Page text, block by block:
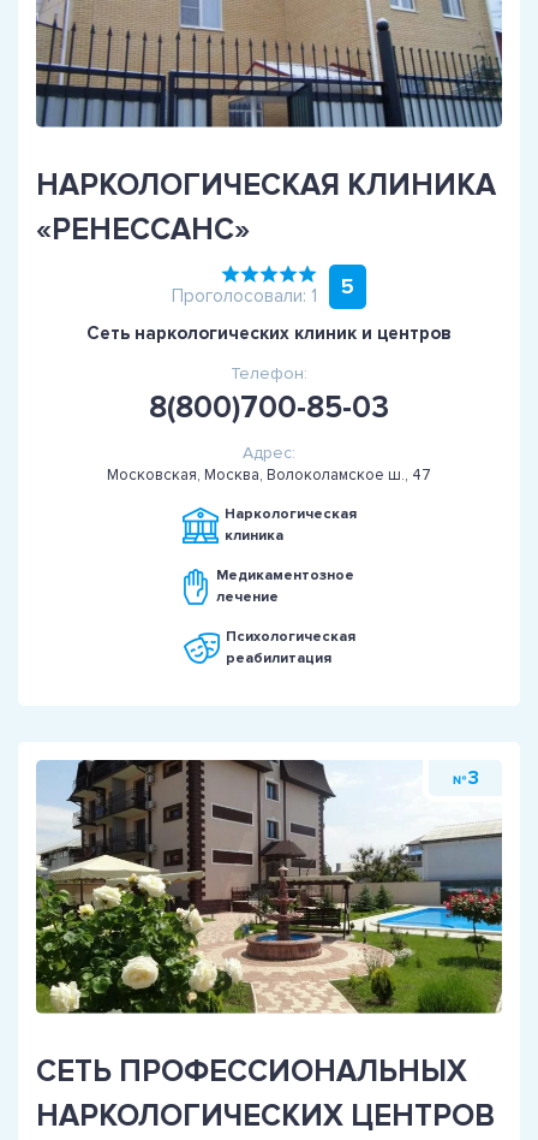
НАРКОЛОГИЧЕСКАЯ КЛИНИКА
«РЕНЕССАНС»
Проголосовали: 1 5
Сеть наркологических клиник и центров
Телефон:
8(800)700-85-03
Адрес:
Московская, Москва, Волоколамское ш., 47
Наркологическая
клиника
Медикаментозное
лечение
Психологическая
реабилитация
№ 3
СЕТЬ ПРОФЕССИОНАЛЬНЫХ
НАРКОЛОГИЧЕСКИХ ЦЕНТРОВ